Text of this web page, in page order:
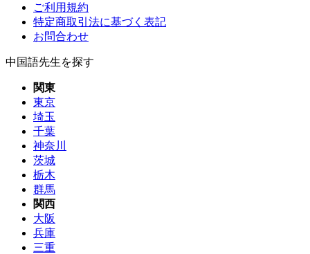
ご利用規約
特定商取引法に基づく表記
お問合わせ
中国語先生を探す
関東
東京
埼玉
千葉
神奈川
茨城
栃木
群馬
関西
大阪
兵庫
三重